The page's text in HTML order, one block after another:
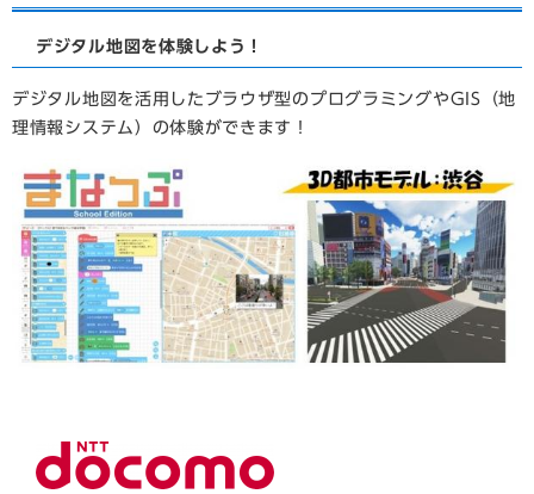
デジタル地図を体験しよう！
デジタル地図を活用したブラウザ型のプログラミングやGIS（地
理情報システム）の体験ができます！